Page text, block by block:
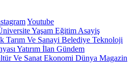
Youtube
Yaşam Eğitim Asayiş
Tarım Ve Sanayi Belediye Teknoloji
Yatırım İlan Gündem
Ve Sanat Ekonomi Dünya Magazin